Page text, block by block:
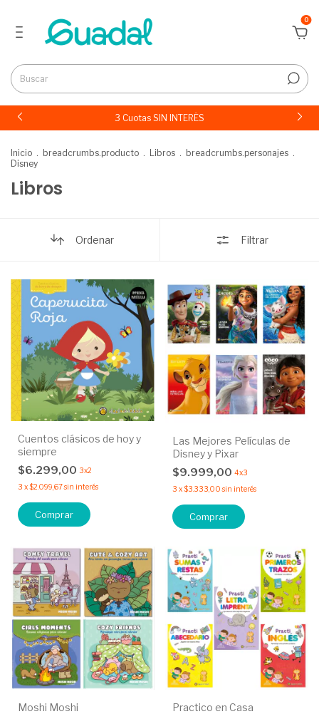
0
3 Cuotas SIN INTERÉS
Inicio . breadcrumbs.producto . Libros . breadcrumbs.personajes .
Disney
Libros
Ordenar Filtrar
Cuentos clásicos de hoy y
siempre
$6.299,00 3x2
3 x$2.099,67sin interés
Comprar
Las Mejores Películas de
Disney y Pixar
$9.999,00 4x3
3 x$3.333,00 sin interés
Comprar
Moshi Moshi Practico en Casa